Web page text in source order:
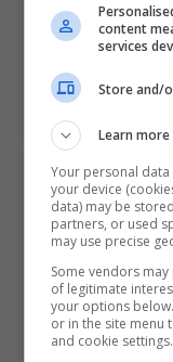
Primeiro
ÚLTIMAS NOTÍCIAS
content
services
Store and/
Learn more
Your personal
your device
data) may be
partners, or used
may use precise
Some vendors
of legitimate
your options
or in the site menu
and cookie settings.